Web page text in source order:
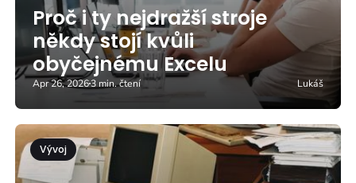
Proč i ty nejdražší stroje
někdy stojí kvůli
obyčejnému Excelu
Apr 26, 20263 min. čtení Lukáš
Vývoj